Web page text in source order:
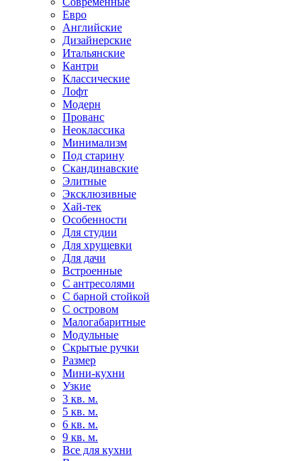
Евро
Английские
Дизайнерские
Итальянские
Кантри
Классические
Лофт
Модерн
Прованс
Неоклассика
Минимализм
Под старину
Скандинавские
Элитные
Эксклюзивные
Хай-тек
Особенности
Для студии
Для хрущевки
Для дачи
Встроенные
С антресолями
С барной стойкой
С островом
Малогабаритные
Модульные
Скрытые ручки
Размер
Мини-кухни
Узкие
3 кв. м.
5 кв. м.
6 кв. м.
9 кв. м.
Все для кухни